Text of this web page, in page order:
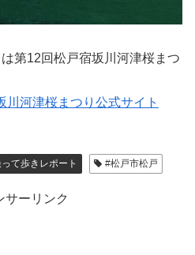
第12回松戸宿坂川河津桜まつ
川河津桜まつり公式サイト
て歩きレポート #松戸市松戸
サーリンク